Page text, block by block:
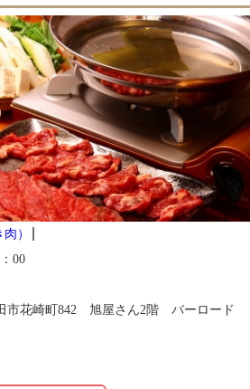
）
00
市花崎町842 旭屋さん2階 バーロード